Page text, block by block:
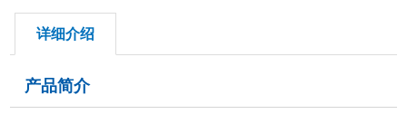
详细介绍
产品简介